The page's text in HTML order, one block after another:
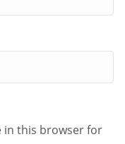
in this browser for